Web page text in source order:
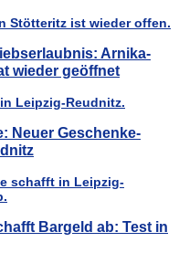
Arnika-
wieder geöffnet
Neuer Geschenke-
Bargeld ab: Test in